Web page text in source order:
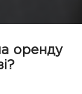
оренду